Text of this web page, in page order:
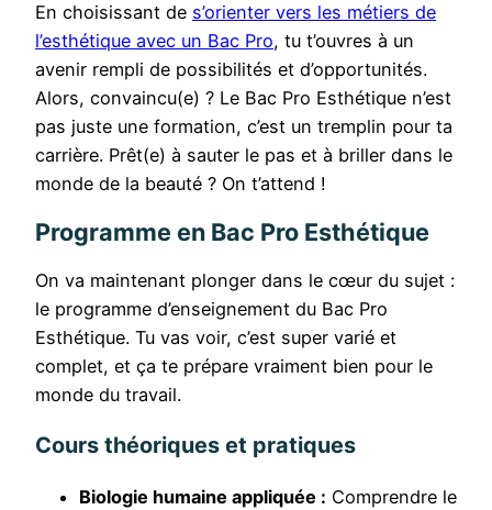
En choisissant de s’orienter vers les métiers de
l’esthétique avec un Bac Pro, tu t’ouvres à un
avenir rempli de possibilités et d’opportunités.
Alors, convaincu(e) ? Le Bac Pro Esthétique n’est
pas juste une formation, c’est un tremplin pour ta
carrière. Prêt(e) à sauter le pas et à briller dans le
monde de la beauté ? On t’attend !
Programme en Bac Pro Esthétique
On va maintenant plonger dans le cœur du sujet :
le programme d’enseignement du Bac Pro
Esthétique. Tu vas voir, c’est super varié et
complet, et ça te prépare vraiment bien pour le
monde du travail.
Cours théoriques et pratiques
Biologie humaine appliquée : Comprendre le